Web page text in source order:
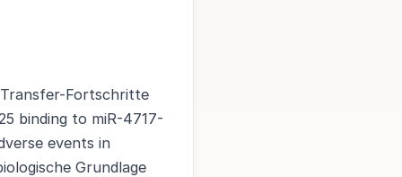
Fortschritte
binding to miR-4717-
events in
Grundlage